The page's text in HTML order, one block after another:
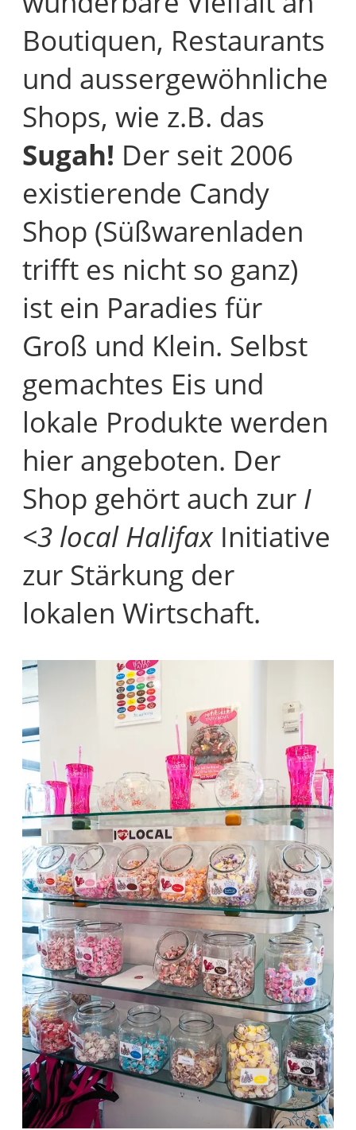
Boutiquen, Restaurants
und aussergewöhnliche
Shops, wie z.B. das
Sugah! Der seit 2006
existierende Candy
Shop (Süßwarenladen
trifft es nicht so ganz)
ist ein Paradies für
Groß und Klein. Selbst
gemachtes Eis und
lokale Produkte werden
hier angeboten. Der
Shop gehört auch zur I
<3 local HalifaxInitiative
zur Stärkung der
lokalen Wirtschaft.